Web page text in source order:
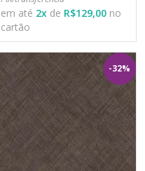
em até 2x de R$129,00 no
cartão
-32%